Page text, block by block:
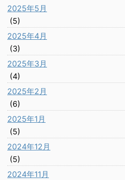
2025年5月
(5)
2025年4月
(3)
2025年3月
(4)
2025年2月
(6)
2025年1月
(5)
2024年12月
(5)
2024年11月